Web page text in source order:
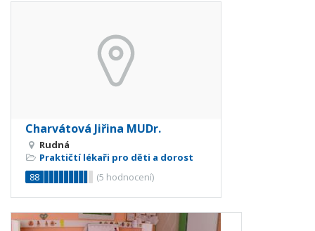
Charvátová Jiřina MUDr.
Rudná
Praktičtí lékaři pro děti a dorost
88
(5 hodnocení)